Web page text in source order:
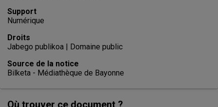
Support
Numérique
Droits
Jabego publikoa | Domaine public
Source de la notice
Bilketa - Médiathèque de Bayonne